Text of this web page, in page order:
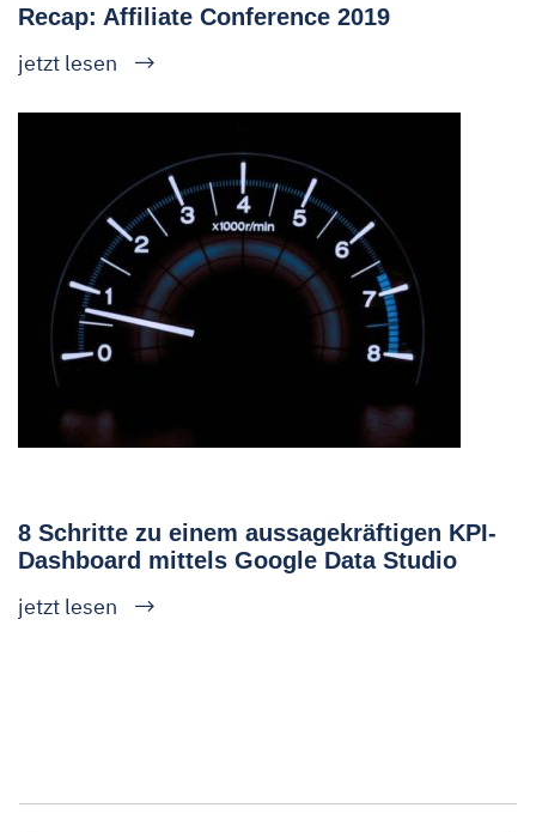
Recap: Affiliate Conference 2019
jetzt lesen
8 Schritte zu einem aussagekräftigen KPI-
Dashboard mittels Google Data Studio
jetzt lesen